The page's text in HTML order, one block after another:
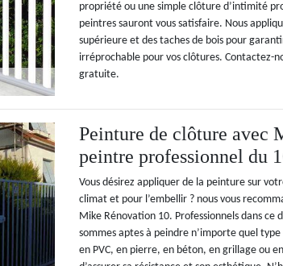
propriété ou une simple clôture d’intimité
peintres sauront vous satisfaire. Nous
supérieure et des taches de bois pour
irréprochable pour vos clôtures. Contactez-
gratuite.
Peinture de clôture avec
peintre professionnel du
Vous désirez appliquer de la peinture sur
climat et pour l’embellir ? nous vous
Mike Rénovation 10. Professionnels dans ce
sommes aptes à peindre n’importe quel
en PVC, en pierre, en béton, en grillage ou